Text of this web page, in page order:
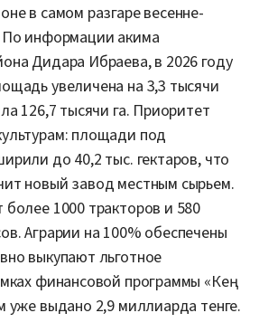
в самом разгаре весенне-
По информации акима
Дидара Ибраева, в 2026 году
увеличена на 3,3 тысячи
126,7 тысячи га. Приоритет
площади под
до 40,2 тыс. гектаров, что
новый завод местным сырьем.
1000 тракторов и 580
Аграрии на 100% обеспечены
выкупают льготное
финансовой программы «Кең
уже выдано 2,9 миллиарда тенге.